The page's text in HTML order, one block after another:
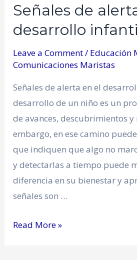
Señales de
desarrollo
Leave a Comment/ Educación
Comunicaciones Maristas
Señales de alerta en el
desarrollo de un niño es un
de avances, descubrimientos y
embargo, en ese camino
que indiquen que algo no
y detectarlas a tiempo puede
diferencia en su bienestar y
señales son …
Read More »